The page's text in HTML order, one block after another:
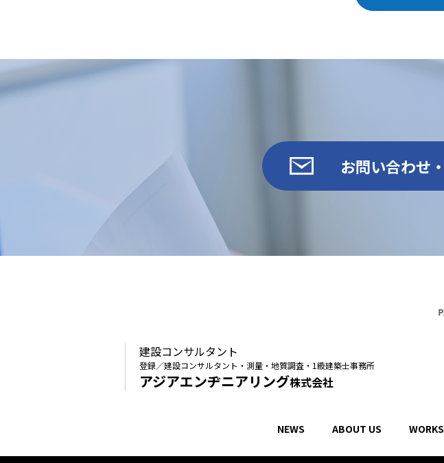
お問い合わせ
建設コンサルタント
登録／建設コンサルタント・測量・地質調査・1級建築士事務所
アジアエンヂニアリング株式会社
NEWS ABOUT US WORKS